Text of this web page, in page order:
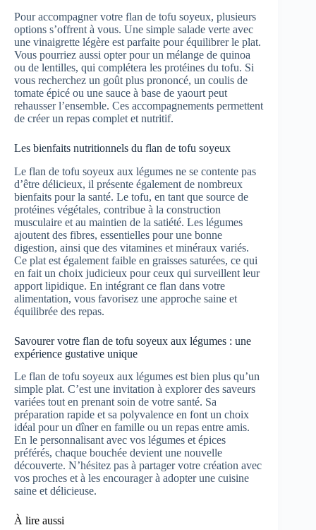
Pour accompagner votre flan de tofu soyeux, plusieurs
options s’offrent à vous. Une simple salade verte avec
une vinaigrette légère est parfaite pour équilibrer le plat.
Vous pourriez aussi opter pour un mélange de quinoa
ou de lentilles, qui complétera les protéines du tofu. Si
vous recherchez un goût plus prononcé, un coulis de
tomate épicé ou une sauce à base de yaourt peut
rehausser l’ensemble. Ces accompagnements permettent
de créer un repas complet et nutritif.
Les bienfaits nutritionnels du flan de tofu soyeux
Le flan de tofu soyeux aux légumes ne se contente pas
d’être délicieux, il présente également de nombreux
bienfaits pour la santé. Le tofu, en tant que source de
protéines végétales, contribue à la construction
musculaire et au maintien de la satiété. Les légumes
ajoutent des fibres, essentielles pour une bonne
digestion, ainsi que des vitamines et minéraux variés.
Ce plat est également faible en graisses saturées, ce qui
en fait un choix judicieux pour ceux qui surveillent leur
apport lipidique. En intégrant ce flan dans votre
alimentation, vous favorisez une approche saine et
équilibrée des repas.
Savourer votre flan de tofu soyeux aux légumes : une
expérience gustative unique
Le flan de tofu soyeux aux légumes est bien plus qu’un
simple plat. C’est une invitation à explorer des saveurs
variées tout en prenant soin de votre santé. Sa
préparation rapide et sa polyvalence en font un choix
idéal pour un dîner en famille ou un repas entre amis.
En le personnalisant avec vos légumes et épices
préférés, chaque bouchée devient une nouvelle
découverte. N’hésitez pas à partager votre création avec
vos proches et à les encourager à adopter une cuisine
saine et délicieuse.
À lire aussi